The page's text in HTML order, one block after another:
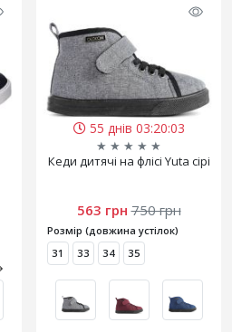
55 днів 03:20:03
★ ★ ★ ★ ★
Кеди дитячі на флісі Yuta сірі
563 грн 750 грн
Розмір (довжина устілок)
31
33 34 35